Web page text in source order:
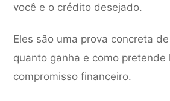
você e o crédito desejado.
Eles são uma prova concreta
quanto ganha e como pretende
compromisso financeiro.